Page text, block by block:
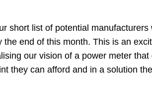
short list of potential
the end of this month. This is an
our vision of a power meter
they can afford and in a solution